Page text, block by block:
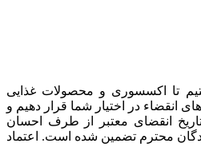
تا اکسسوری و محصولات غذایی
های انقضاء در اختیار شما قرار دهیم و
انقضای معتبر از طرف احسان
محترم تضمین شده است. اعتماد